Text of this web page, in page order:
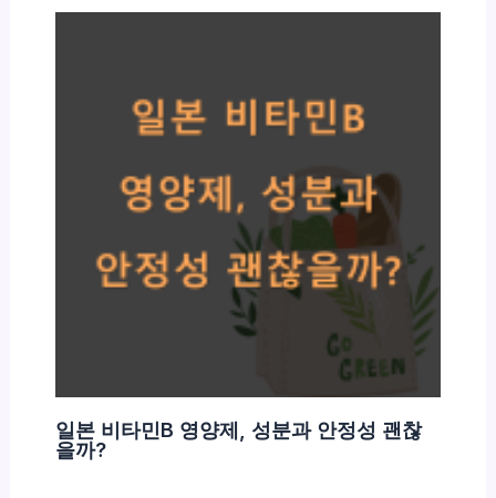
일본 비타민B 영양제, 성분과 안정성 괜찮
을까?